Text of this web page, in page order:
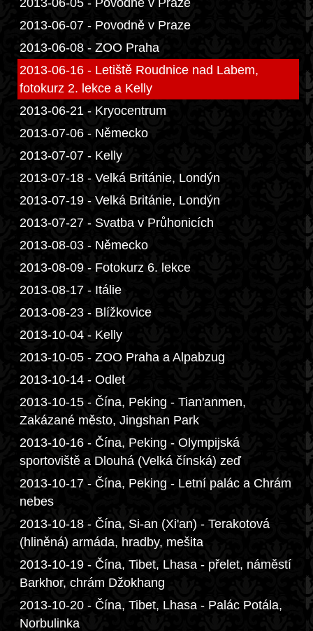
2013-06-05 - Povodně v Praze
2013-06-07 - Povodně v Praze
2013-06-08 - ZOO Praha
2013-06-16 - Letiště Roudnice nad Labem,
fotokurz 2. lekce a Kelly
2013-06-21 - Kryocentrum
2013-07-06 - Německo
2013-07-07 - Kelly
2013-07-18 - Velká Británie, Londýn
2013-07-19 - Velká Británie, Londýn
2013-07-27 - Svatba v Průhonicích
2013-08-03 - Německo
2013-08-09 - Fotokurz 6. lekce
2013-08-17 - Itálie
2013-08-23 - Blížkovice
2013-10-04 - Kelly
2013-10-05 - ZOO Praha a Alpabzug
2013-10-14 - Odlet
2013-10-15 - Čína, Peking - Tian'anmen,
Zakázané město, Jingshan Park
2013-10-16 - Čína, Peking - Olympijská
sportoviště a Dlouhá (Velká čínská) zeď
2013-10-17 - Čína, Peking - Letní palác a Chrám
nebes
2013-10-18 - Čína, Si-an (Xi'an) - Terakotová
(hliněná) armáda, hradby, mešita
2013-10-19 - Čína, Tibet, Lhasa - přelet, náměstí
Barkhor, chrám Džokhang
2013-10-20 - Čína, Tibet, Lhasa - Palác Potála,
Norbulinka